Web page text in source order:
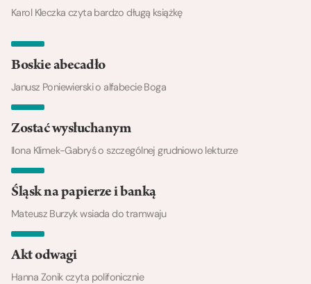
Karol Kleczka czyta bardzo długą książkę
Boskie abecadło
Janusz Poniewierski o alfabecie Boga
Zostać wysłuchanym
Ilona Klimek-Gabryś o szczególnej grudniowo lekturze
Śląsk na papierze i banką
Mateusz Burzyk wsiada do tramwaju
Akt odwagi
Hanna Zonik czyta polifonicznie